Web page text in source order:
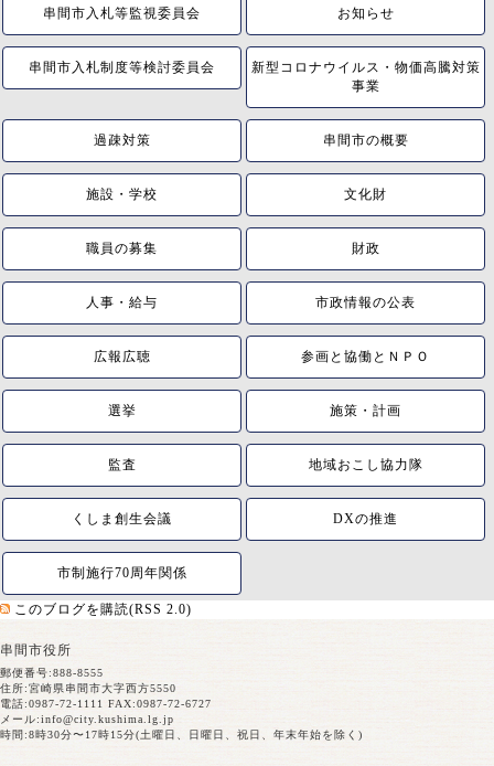
串間市入札等監視委員会 お知らせ
串間市入札制度等検討委員会
新型コロナウイルス・物価高騰対策
事業
過疎対策 串間市の概要
施設・学校 文化財
職員の募集 財政
人事・給与 市政情報の公表
広報広聴 参画と協働とＮＰＯ
選挙 施策・計画
監査 地域おこし協力隊
くしま創生会議 DXの推進
市制施行70周年関係
このブログを購読(RSS 2.0)
串間市役所
郵便番号:888-8555
住所:宮崎県串間市大字西方5550
電話:0987-72-1111 FAX:0987-72-6727
メール:info@city.kushima.lg.jp
時間:8時30分〜17時15分(土曜日、日曜日、祝日、年末年始を除く)